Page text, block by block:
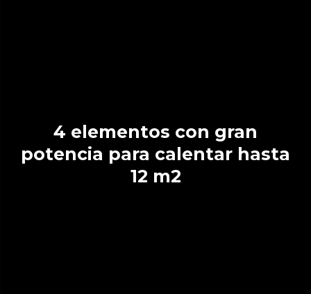
4 elementos con gran
potencia para calentar hasta
12 m2